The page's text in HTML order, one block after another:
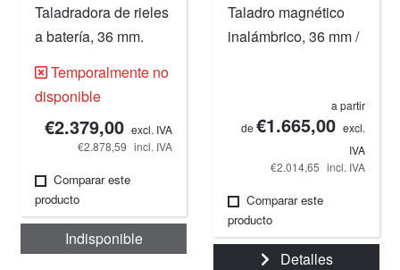
Taladradora de rieles
a batería, 36 mm.
Temporalmente no
disponible
€2.379,00 excl. IVA
€2.878,59 incl. IVA
Comparar este
producto
Indisponible
Taladro magnético
inalámbrico, 36 mm /
a partir
de €1.665,00 excl.
IVA
€2.014,65 incl. IVA
Comparar este
producto
Detalles